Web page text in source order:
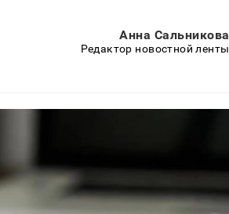
Анна Сальникова
Редактор новостной ленты